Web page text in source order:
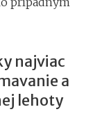
najviac
a
lehoty